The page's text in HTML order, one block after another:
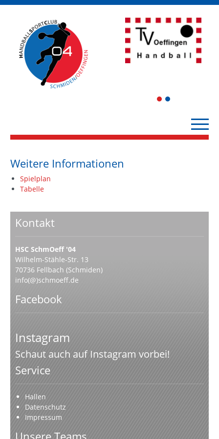
1 2
Weitere Informationen
Spielplan
Tabelle
Kontakt
HSC SchmOeff '04
Wilhelm-Stähle-Str. 13
70736 Fellbach (Schmiden)
info(@)schmoeff.de
Facebook
Instagram
Schaut auch auf Instagram vorbei!
Service
Hallen
Datenschutz
Impressum